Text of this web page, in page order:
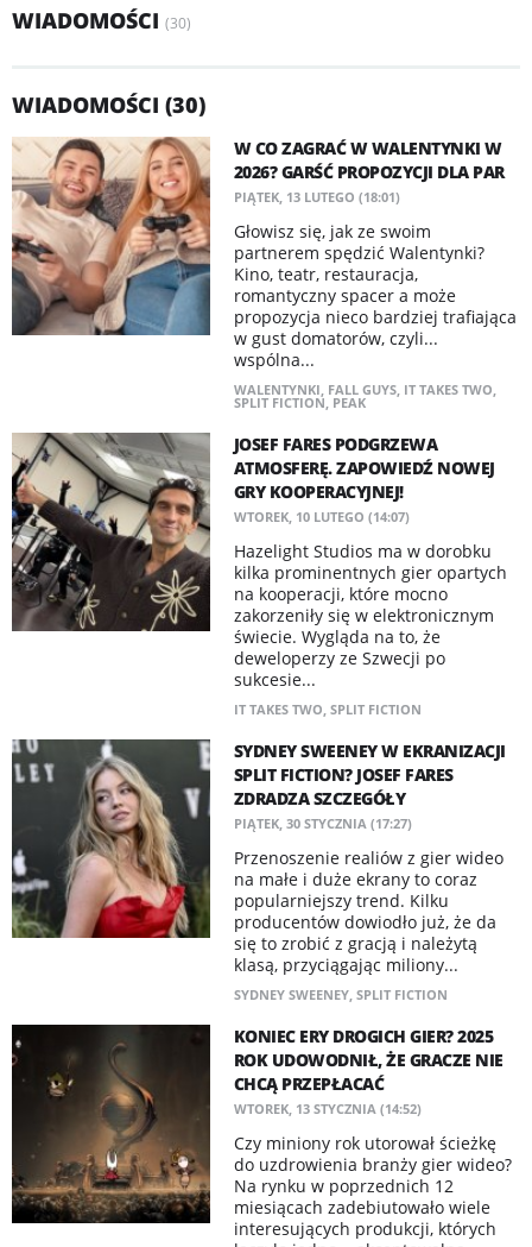
WIADOMOŚCI (30)
WIADOMOŚCI (30)
W CO ZAGRAĆ W WALENTYNKI W
2026? GARŚĆ PROPOZYCJI DLA PAR
PIĄTEK, 13 LUTEGO (18:01)
Głowisz się, jak ze swoim
partnerem spędzić Walentynki?
Kino, teatr, restauracja,
romantyczny spacer a może
propozycja nieco bardziej trafiająca
w gust domatorów, czyli...
wspólna...
WALENTYNKI, FALL GUYS, IT TAKES TWO,
SPLIT FICTION, PEAK
JOSEF FARES PODGRZEWA
ATMOSFERĘ. ZAPOWIEDŹ NOWEJ
GRY KOOPERACYJNEJ!
WTOREK, 10 LUTEGO (14:07)
Hazelight Studios ma w dorobku
kilka prominentnych gier opartych
na kooperacji, które mocno
zakorzeniły się w elektronicznym
świecie. Wygląda na to, że
deweloperzy ze Szwecji po
sukcesie...
IT TAKES TWO, SPLIT FICTION
SYDNEY SWEENEY W EKRANIZACJI
SPLIT FICTION? JOSEF FARES
ZDRADZA SZCZEGÓŁY
PIĄTEK, 30 STYCZNIA (17:27)
Przenoszenie realiów z gier wideo
na małe i duże ekrany to coraz
popularniejszy trend. Kilku
producentów dowiodło już, że da
się to zrobić z gracją i należytą
klasą, przyciągając miliony...
SYDNEY SWEENEY, SPLIT FICTION
KONIEC ERY DROGICH GIER? 2025
ROK UDOWODNIŁ, ŻE GRACZE NIE
CHCĄ PRZEPŁACAĆ
WTOREK, 13 STYCZNIA (14:52)
Czy miniony rok utorował ścieżkę
do uzdrowienia branży gier wideo?
Na rynku w poprzednich 12
miesiącach zadebiutowało wiele
interesujących produkcji, których